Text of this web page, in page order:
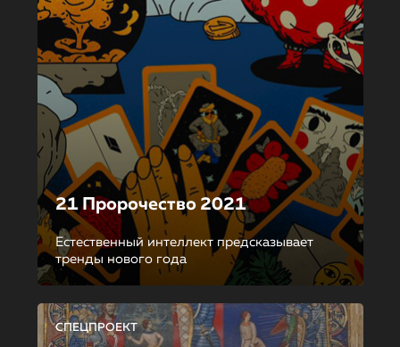
21 Пророчество 2021
Естественный интеллект предсказывает
тренды нового года
СПЕЦПРОЕКТ